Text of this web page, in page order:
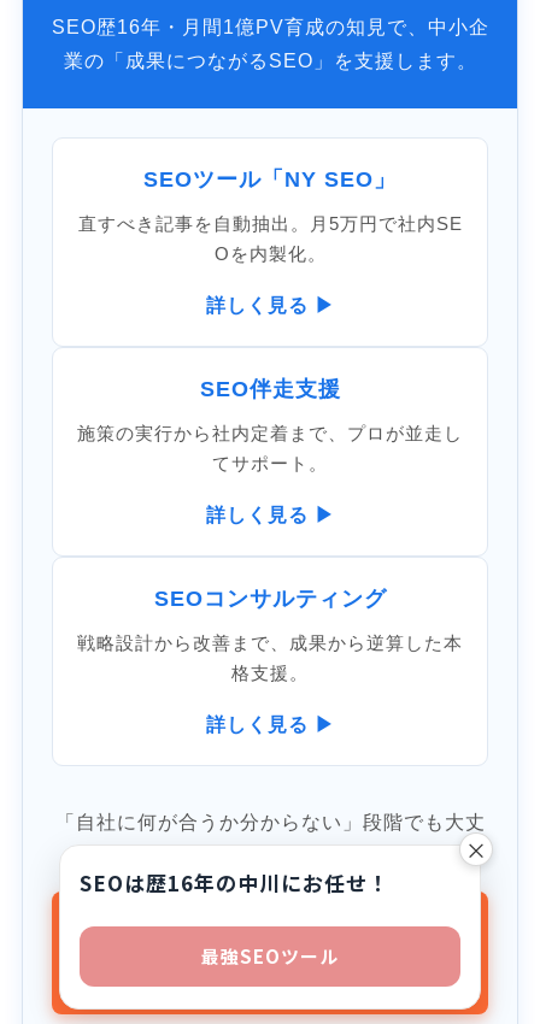
SEO歴16年・月間1億PV育成の知見で、中小企
業の「成果につながるSEO」を支援します。
SEOツール「NY SEO」
直すべき記事を自動抽出。月5万円で社内SE
Oを内製化。
詳しく見る ▶
SEO伴走支援
施策の実行から社内定着まで、プロが並走し
てサポート。
詳しく見る ▶
SEOコンサルティング
戦略設計から改善まで、成果から逆算した本
格支援。
詳しく見る ▶
「自社に何が合うか分からない」段階でも大丈
SEOのプロに無料で相談す
る
×
SEOは歴16年の中川にお任せ！
最強SEOツール